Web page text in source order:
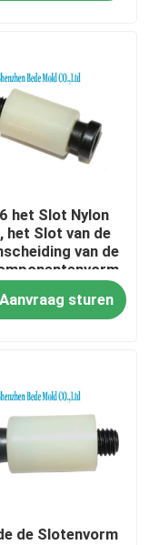
het Slot Nylon
het Slot van de
van de
Precisievorm
Aanvraag sturen
de Slotenvorm